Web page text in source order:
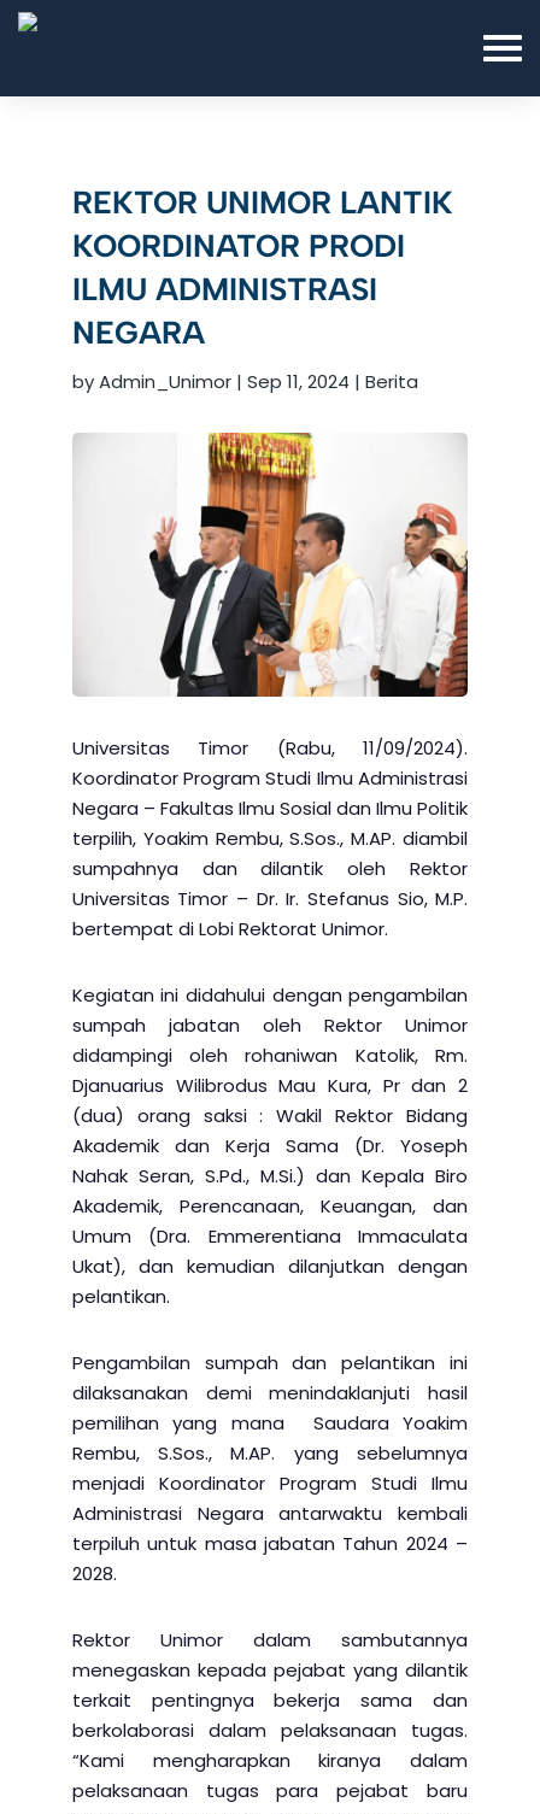
REKTOR UNIMOR LANTIK
KOORDINATOR PRODI
ILMU ADMINISTRASI
NEGARA
byAdmin_Unimor| Sep 11, 2024 | Berita
Universitas Timor (Rabu, 11/09/2024).
Koordinator Program Studi Ilmu Administrasi
Negara – Fakultas Ilmu Sosial dan Ilmu Politik
terpilih, Yoakim Rembu, S.Sos., M.AP. diambil
sumpahnya dan dilantik oleh Rektor
Universitas Timor – Dr. Ir. Stefanus Sio, M.P.
bertempat di Lobi Rektorat Unimor.
Kegiatan ini didahului dengan pengambilan
sumpah jabatan oleh Rektor Unimor
didampingi oleh rohaniwan Katolik, Rm.
Djanuarius Wilibrodus Mau Kura, Pr dan 2
(dua) orang saksi : Wakil Rektor Bidang
Akademik dan Kerja Sama (Dr. Yoseph
Nahak Seran, S.Pd., M.Si.) dan Kepala Biro
Akademik, Perencanaan, Keuangan, dan
Umum (Dra. Emmerentiana Immaculata
Ukat), dan kemudian dilanjutkan dengan
pelantikan.
Pengambilan sumpah dan pelantikan ini
dilaksanakan demi menindaklanjuti hasil
pemilihan yang mana Saudara Yoakim
Rembu, S.Sos., M.AP. yang sebelumnya
menjadi Koordinator Program Studi Ilmu
Administrasi Negara antarwaktu kembali
terpiluh untuk masa jabatan Tahun 2024 –
2028.
Rektor Unimor dalam sambutannya
menegaskan kepada pejabat yang dilantik
terkait pentingnya bekerja sama dan
berkolaborasi dalam pelaksanaan tugas.
“Kami mengharapkan kiranya dalam
pelaksanaan tugas para pejabat baru